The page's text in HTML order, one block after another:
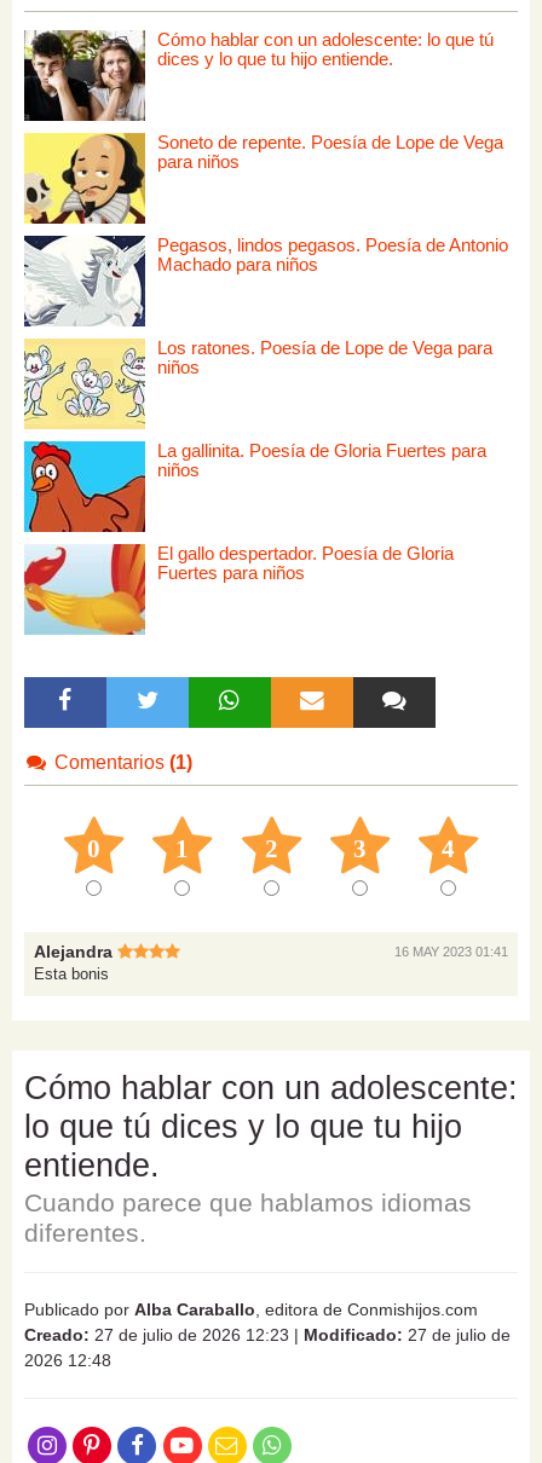
Cómo hablar con un adolescente: lo que tú
dices y lo que tu hijo entiende.
Soneto de repente. Poesía de Lope de Vega
para niños
Pegasos, lindos pegasos. Poesía de Antonio
Machado para niños
Los ratones. Poesía de Lope de Vega para
niños
La gallinita. Poesía de Gloria Fuertes para
niños
El gallo despertador. Poesía de Gloria
Fuertes para niños
Comentarios (1)
0 1 2 3 4
16 MAY 2023 01:41
Alejandra
Esta bonis
Cómo hablar con un adolescente:
lo que tú dices y lo que tu hijo
entiende.
Cuando parece que hablamos idiomas
diferentes.
Publicado por Alba Caraballo , editora de Conmishijos.com
Creado: 27 de julio de 2026 12:23 | Modificado: 27 de julio de
2026 12:48